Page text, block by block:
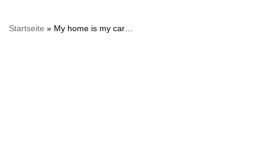
Startseite » My home is my car…